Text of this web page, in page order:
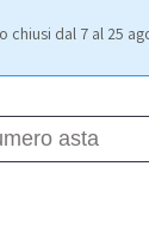
dal 7 al 25